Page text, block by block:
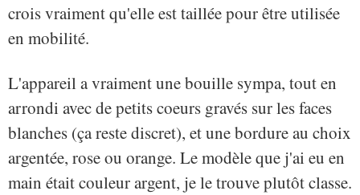
crois vraiment qu'elle est taillée pour être utilisée
en mobilité.
L'appareil a vraiment une bouille sympa, tout en
arrondi avec de petits coeurs gravés sur les faces
blanches (ça reste discret), et une bordure au choix
argentée, rose ou orange. Le modèle que j'ai eu en
main était couleur argent, je le trouve plutôt classe.